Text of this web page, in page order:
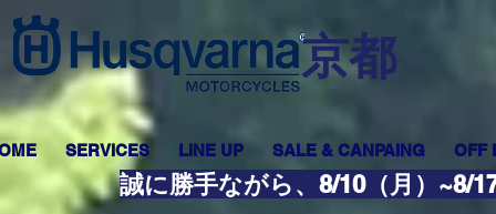
​京都
SERVICES LINE UP SALE & CANPAING OFF
誠に勝手ながら、8/10（月）~8/